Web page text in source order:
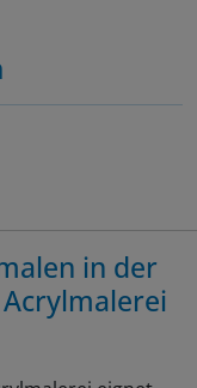
in der